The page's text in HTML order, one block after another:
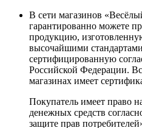
В сети магазинов
гарантированно можете
продукцию,
высочайшими
сертифицированную
Российской Федерации.
магазинах имеет
Покупатель имеет право
денежных средств
защите прав